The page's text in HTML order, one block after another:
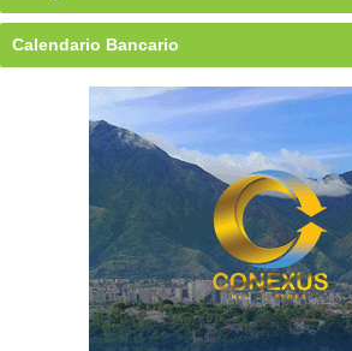
Calendario Bancario